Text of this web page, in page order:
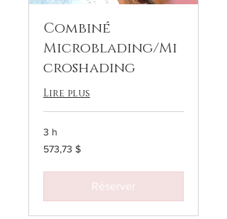
Combiné
Microblading/Mi
croshading
Lire plus
3 h
573,73 dollars
canadiens
573,73 $
Réserver